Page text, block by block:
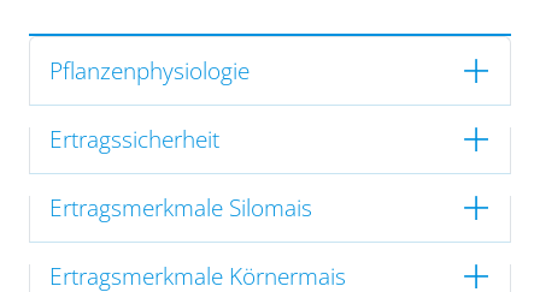
Pflanzenphysiologie
Ertragssicherheit
Ertragsmerkmale Silomais
Ertragsmerkmale Körnermais